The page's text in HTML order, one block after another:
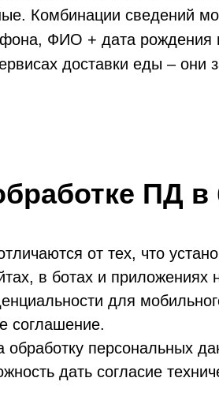
Комбинации сведений
ФИО + дата рождения
доставки еды – они
ПД
от тех, что
в ботах и приложениях
для
соглашение.
обработку персональных
дать согласие